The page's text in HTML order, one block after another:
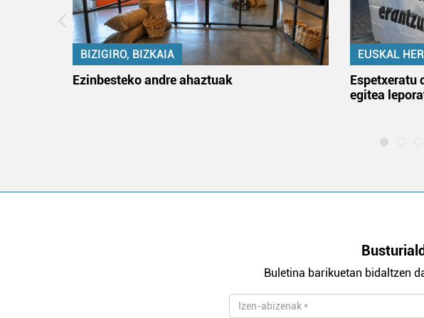
BIZIGIRO, BIZKAIA
Ezinbesteko andre ahaztuak
EUSKAL
Espetxeratu
egitea
Buletina barikuetan bidaltzen